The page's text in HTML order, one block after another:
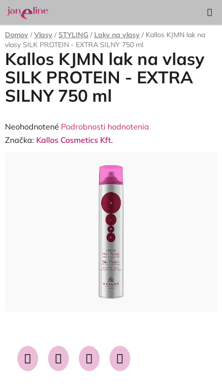
Prejsť
na
obsah
KOŠÍK
Domov / Vlasy / STYLING / Laky na vlasy / Kallos KJMN lak na
vlasy SILK PROTEIN - EXTRA SILNY 750 ml
Kallos KJMN lak na vlasy
SILK PROTEIN - EXTRA
SILNY 750 ml
Priemerné
hodnotenie
Neohodnotené Podrobnosti hodnotenia
Značka: Kallos Cosmetics Kft.